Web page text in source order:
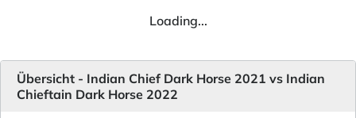
Loading...
Übersicht - Indian Chief Dark Horse 2021 vs Indian
Chieftain Dark Horse 2022